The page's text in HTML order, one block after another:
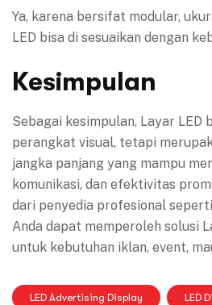
Ya, karena bersifat modular,
LED bisa di sesuaikan dengan
Kesimpulan
Sebagai kesimpulan, Layar LED
perangkat visual, tetapi
jangka panjang yang mampu
komunikasi, dan efektivitas
dari penyedia profesional
Anda dapat memperoleh solusi
untuk kebutuhan iklan, event,
LED Advertising Display LED